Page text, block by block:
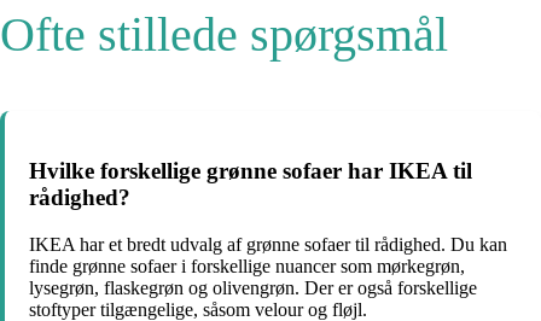
Ofte stillede spørgsmål
Hvilke forskellige grønne sofaer har IKEA til
rådighed?
IKEA har et bredt udvalg af grønne sofaer til rådighed. Du kan
finde grønne sofaer i forskellige nuancer som mørkegrøn,
lysegrøn, flaskegrøn og olivengrøn. Der er også forskellige
stoftyper tilgængelige, såsom velour og fløjl.